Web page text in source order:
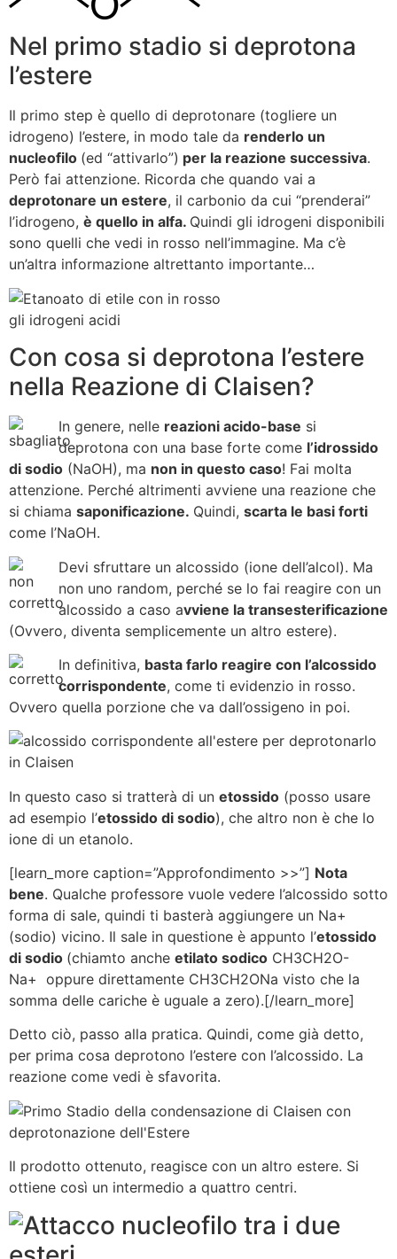
Nel primo stadio si deprotona
l’estere
Il primo step è quello di deprotonare (togliere un
idrogeno) l’estere, in modo tale da renderlo un
nucleofilo (ed “attivarlo”) per la reazione successiva.
Però fai attenzione. Ricorda che quando vai a
deprotonare un estere, il carbonio da cui “prenderai”
l’idrogeno, è quello in alfa. Quindi gli idrogeni disponibili
sono quelli che vedi in rosso nell’immagine. Ma c’è
un’altra informazione altrettanto importante…
Con cosa si deprotona l’estere
nella Reazione di Claisen?
In genere, nelle reazioni acido-base si
deprotona con una base forte come l’idrossido
di sodio (NaOH), ma non in questo caso! Fai molta
attenzione. Perché altrimenti avviene una reazione che
si chiama saponificazione. Quindi, scarta le basi forti
come l’NaOH.
Devi sfruttare un alcossido (ione dell’alcol). Ma
non uno random, perché se lo fai reagire con un
alcossido a caso avviene la transesterificazione
(Ovvero, diventa semplicemente un altro estere).
In definitiva, basta farlo reagire con l’alcossido
corrispondente, come ti evidenzio in rosso.
Ovvero quella porzione che va dall’ossigeno in poi.
In questo caso si tratterà di un etossido (posso usare
ad esempio l’etossido di sodio), che altro non è che lo
ione di un etanolo.
[learn_more caption=”Approfondimento >>”] Nota
bene. Qualche professore vuole vedere l’alcossido sotto
forma di sale, quindi ti basterà aggiungere un Na+
(sodio) vicino. Il sale in questione è appunto l’etossido
di sodio (chiamto anche etilato sodico CH3CH2O-
Na+ oppure direttamente CH3CH2ONa visto che la
somma delle cariche è uguale a zero).[/learn_more]
Detto ciò, passo alla pratica. Quindi, come già detto,
per prima cosa deprotono l’estere con l’alcossido. La
reazione come vedi è sfavorita.
Il prodotto ottenuto, reagisce con un altro estere. Si
ottiene così un intermedio a quattro centri.